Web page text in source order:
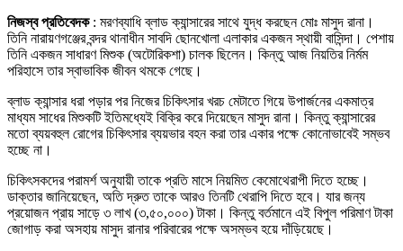
নিজস্ব প্রতিবেদক : মরণব্যাধি ব্লাড ক্যান্সারের সাথে যুদ্ধ করছেন মোঃ মাসুদ রানা।
তিনি নারায়ণগঞ্জের বন্দর থানাধীন সাবদি ছোনখোলা এলাকার একজন স্থায়ী বাসিন্দা। পেশায়
তিনি একজন সাধারণ মিশুক (অটোরিকশা) চালক ছিলেন। কিন্তু আজ নিয়তির নির্মম
পরিহাসে তার স্বাভাবিক জীবন থমকে গেছে।
ব্লাড ক্যান্সার ধরা পড়ার পর নিজের চিকিৎসার খরচ মেটাতে গিয়ে উপার্জনের একমাত্র
মাধ্যম সাধের মিশুকটি ইতিমধ্যেই বিক্রি করে দিয়েছেন মাসুদ রানা। কিন্তু ক্যান্সারের
মতো ব্যয়বহুল রোগের চিকিৎসার ব্যয়ভার বহন করা তার একার পক্ষে কোনোভাবেই সম্ভব
হচ্ছে না।
চিকিৎসকদের পরামর্শ অনুযায়ী তাকে প্রতি মাসে নিয়মিত কেমোথেরাপী দিতে হচ্ছে।
ডাক্তার জানিয়েছেন, অতি দ্রুত তাকে আরও তিনটি থেরাপি দিতে হবে। যার জন্য
প্রয়োজন প্রায় সাড়ে ৩ লাখ (৩,৫০,০০০) টাকা। কিন্তু বর্তমানে এই বিপুল পরিমাণ টাকা
জোগাড় করা অসহায় মাসুদ রানার পরিবারের পক্ষে অসম্ভব হয়ে দাঁড়িয়েছে।